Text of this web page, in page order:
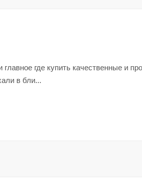
где купить качественные и
в бли...